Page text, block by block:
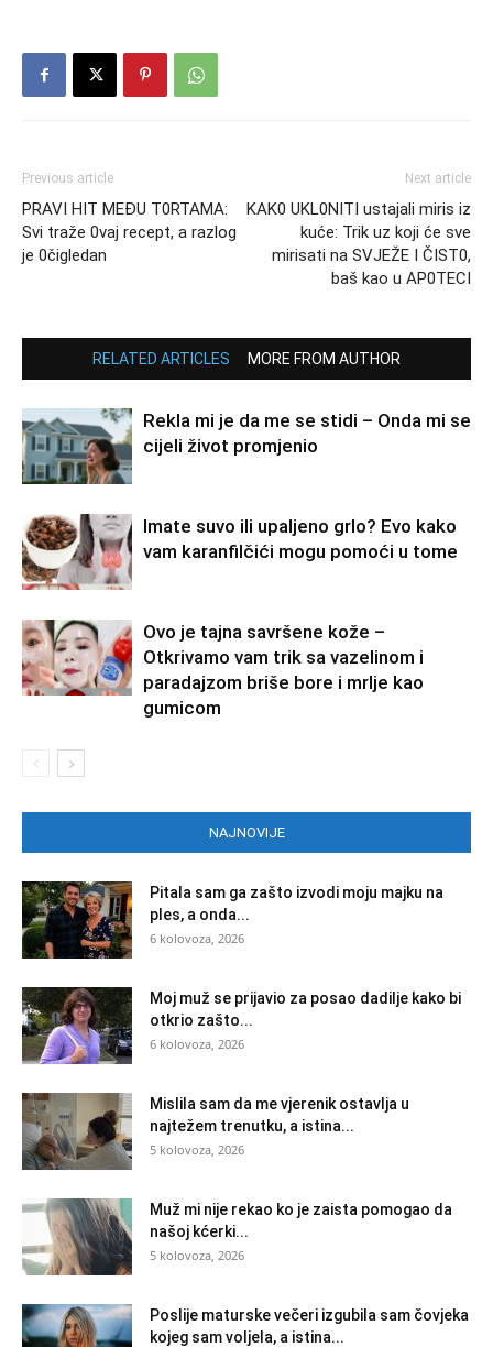
Previous article
PRAVI HIT MEĐU T0RTAMA:
Svi traže 0vaj recept, a razlog
je 0čigledan
Next article
KAK0 UKL0NITI ustajali miris iz
kuće: Trik uz koji će sve
mirisati na SVJEŽE I ČIST0,
baš kao u AP0TECI
RELATED ARTICLES MORE FROM AUTHOR
Rekla mi je da me se stidi – Onda mi se
cijeli život promjenio
Imate suvo ili upaljeno grlo? Evo kako
vam karanfilčići mogu pomoći u tome
Ovo je tajna savršene kože –
Otkrivamo vam trik sa vazelinom i
paradajzom briše bore i mrlje kao
gumicom
NAJNOVIJE
Pitala sam ga zašto izvodi moju majku na
ples, a onda...
6 kolovoza, 2026
Moj muž se prijavio za posao dadilje kako bi
otkrio zašto...
6 kolovoza, 2026
Mislila sam da me vjerenik ostavlja u
najtežem trenutku, a istina...
5 kolovoza, 2026
Muž mi nije rekao ko je zaista pomogao da
našoj kćerki...
5 kolovoza, 2026
Poslije maturske večeri izgubila sam čovjeka
kojeg sam voljela, a istina...